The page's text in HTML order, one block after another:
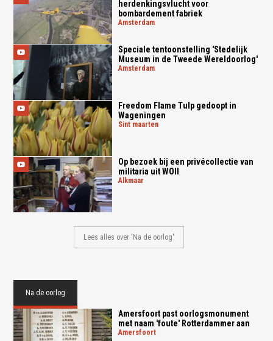
herdenkingsvlucht voor
bombardement fabriek
amsterdam
Speciale tentoonstelling 'Stedelijk
Museum in de Tweede Wereldoorlog'
amsterdam
Freedom Flame Tulp gedoopt in
Wageningen
sint maarten
Op bezoek bij een privécollectie van
militaria uit WOII
alkmaar
Lees alles over 'Na de oorlog'
Na de oorlog
Amersfoort past oorlogsmonument
met naam 'foute' Rotterdammer aan
amersfoort